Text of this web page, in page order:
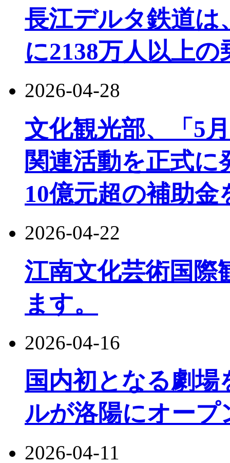
長江デルタ鉄道は
に2138万人以上
2026-04-28
文化観光部、「5
関連活動を正式
10億元超の補助金
2026-04-22
江南文化芸術国際
ます。
2026-04-16
国内初となる劇
ルが洛陽にオープ
2026-04-11